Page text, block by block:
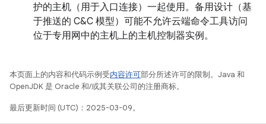
护的主机（用于入口连接）一起使用。备用设计（基
于推送的 C&C 模型）可能不允许云端命令工具访问
位于专用网中的主机上的主机控制器实例。
本页面上的内容和代码示例受内容许可部分所述许可的限制。Java 和
OpenJDK 是 Oracle 和/或其关联公司的注册商标。
最后更新时间 (UTC)：2025-03-09。